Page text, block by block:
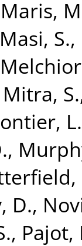
Maris,
Masi, S.,
Mitra, S.
L.
,
D.,
, Pajot,